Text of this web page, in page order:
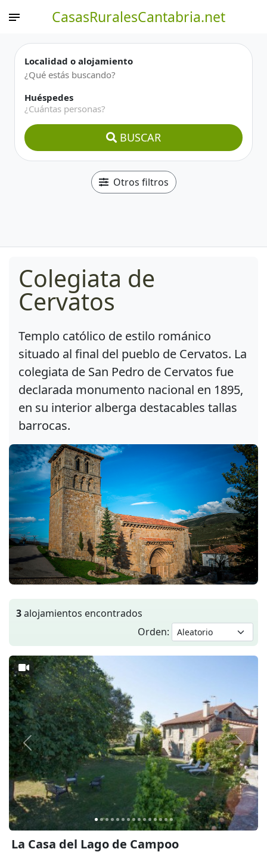
CasasRuralesCantabria.net
Localidad o alojamiento
Huéspedes
¿Cuántas personas?
BUSCAR
Otros filtros
Colegiata de
Cervatos
Templo católico de estilo románico
situado al final del pueblo de Cervatos. La
colegiata de San Pedro de Cervatos fue
declarada monumento nacional en 1895,
en su interior alberga destacables tallas
barrocas.
3alojamientos encontrados
Orden:
Anterior
La Casa del Lago de Campoo